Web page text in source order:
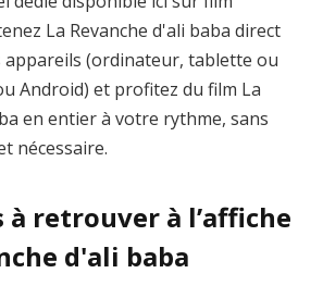
La Revanche d'ali baba direct
appareils (ordinateur, tablette ou
Android) et profitez du film La
en entier à votre rythme, sans
nécessaire.
à retrouver à l’affiche
d'ali baba